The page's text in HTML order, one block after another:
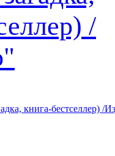
книга-бестселлер) /